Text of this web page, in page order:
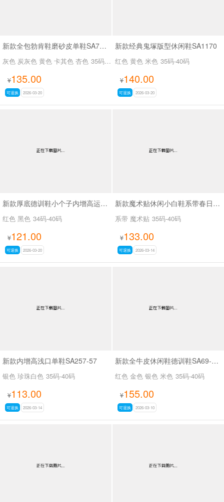
新款全包勃肯鞋磨砂皮单鞋SA7082-3
灰色 炭灰色 黄色 卡其色 杏色 35码-40码
¥135.00
可退换 2026-03-20
新款经典鬼塚版型休闲鞋SA1170
红色 黄色 米色 35码-40码
¥140.00
可退换 2026-03-20
新款厚底德训鞋小个子内增高运动休闲薄款阿甘鞋SA6701-1
红色 黑色 34码-40码
¥121.00
可退换 2026-03-20
新款魔术贴休闲小白鞋系带春日小白SA5716
系带 魔术贴 35码-40码
¥133.00
可退换 2026-03-14
新款内增高浅口单鞋SA257-57
银色 珍珠白色 35码-40码
¥113.00
可退换 2026-03-14
新款全牛皮休闲鞋德训鞋SA69-20 69-21
红色 金色 银色 米色 35码-40码
¥155.00
可退换 2026-03-10